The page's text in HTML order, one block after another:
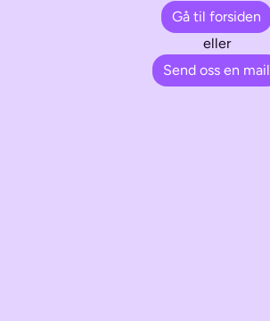
Gå til forsiden
eller
Send oss en mail